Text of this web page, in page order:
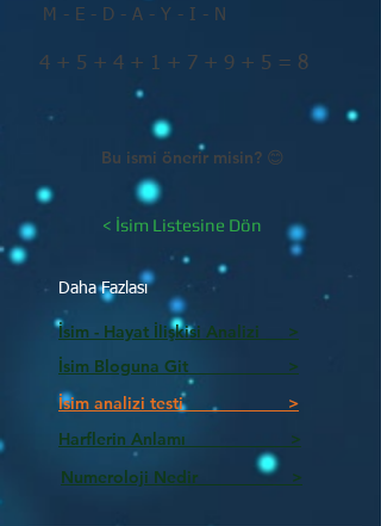
M - E - D - A - Y - I - N
4 + 5 + 4 + 1 + 7 + 9 + 5 = 8
Bu ismi önerir misin? 😊
< İsim Listesine Dön
Daha Fazlası
İsim - Hayat İlişkisi Analizi >
İsim Bloguna Git >
İsim analizi testi >
Harflerin Anlamı >
Numeroloji Nedir_________ >